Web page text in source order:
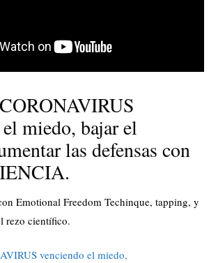
miedo, bajar el
las defensas con
Emotional Freedom Techinque, tapping, y
rezo científico.
venciendo el miedo,